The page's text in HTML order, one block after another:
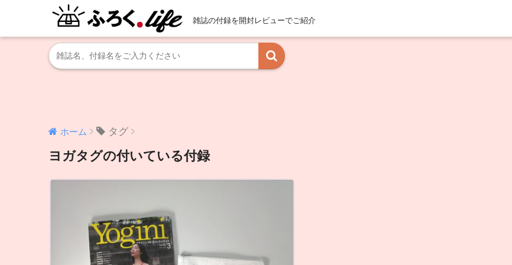
雑誌の付録を開封レビューでご紹介
ホーム タグ
ヨガタグの付いている付録